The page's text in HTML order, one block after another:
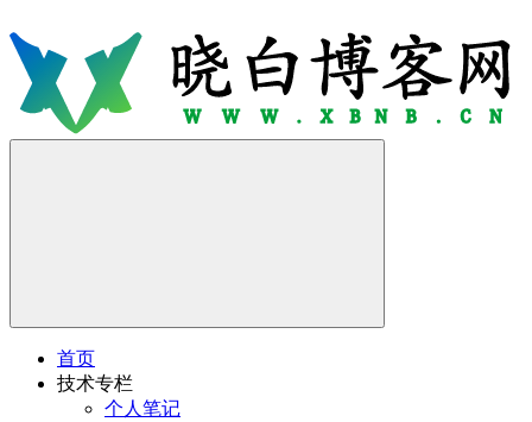
首页
技术专栏
个人笔记